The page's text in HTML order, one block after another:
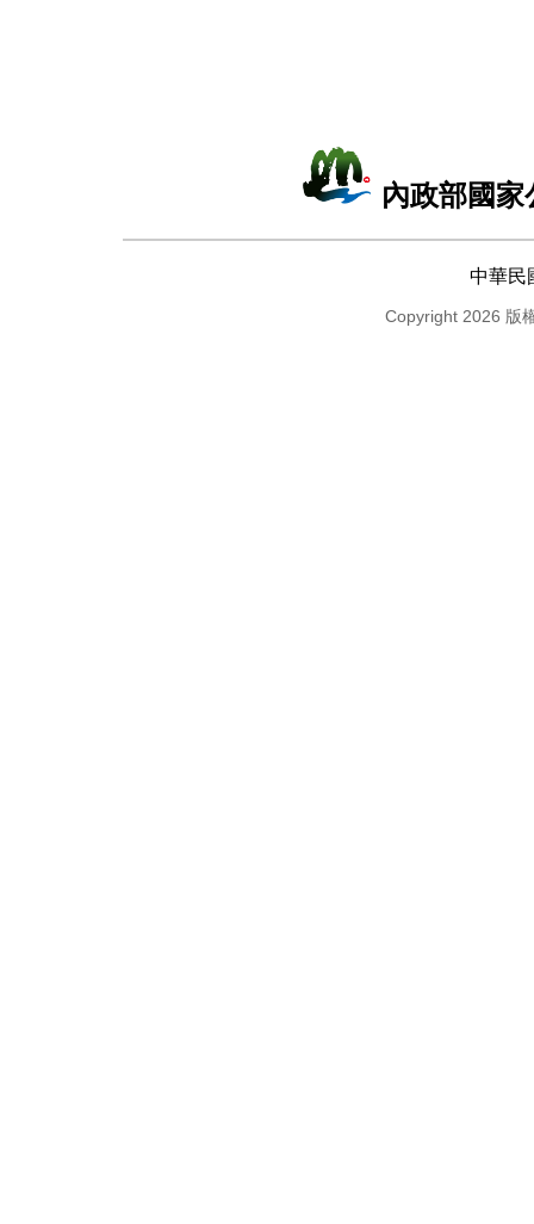
內政部國
中華民
Copyright 2026 版